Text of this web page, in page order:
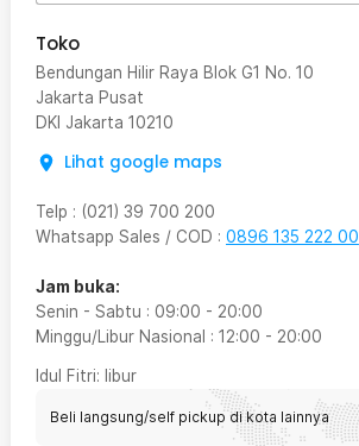
Toko
Bendungan Hilir Raya Blok G1 No. 10
Jakarta Pusat
DKI Jakarta 10210
Lihat google maps
Telp : (021) 39 700 200
Whatsapp Sales / COD : 0896 135 222 00
Jam buka:
Senin - Sabtu : 09:00 - 20:00
Minggu/Libur Nasional : 12:00 - 20:00
Idul Fitri: libur
Beli langsung/self pickup di kota lainnya